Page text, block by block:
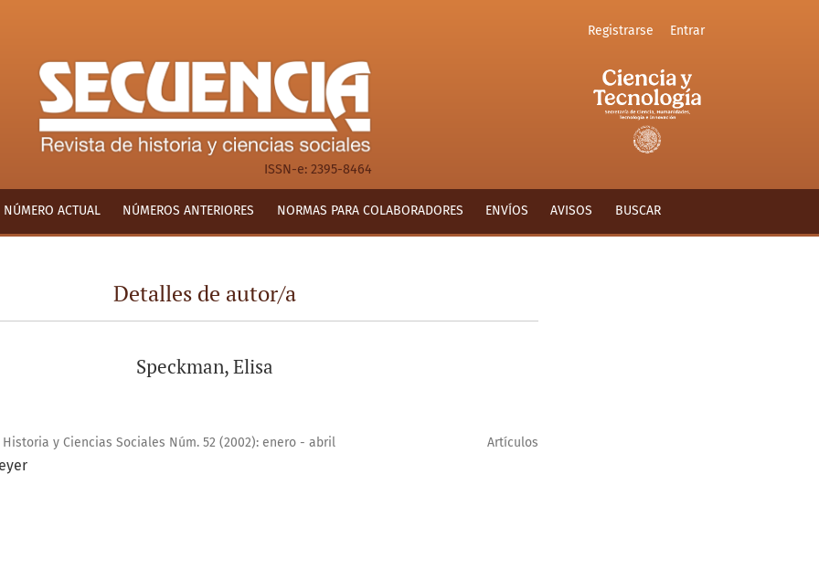
ISSN-e: 2395-8464
Registrarse Entrar
NÚMERO ACTUAL NÚMEROS ANTERIORES NORMAS PARA COLABORADORES ENVÍOS AVISOS BUSCAR
Detalles de autor/a
Speckman, Elisa
y Ciencias Sociales Núm. 52 (2002): enero - abril Artículos